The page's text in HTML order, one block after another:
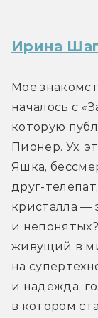
Ирина
Мое
началось с
которую
Пионер. Ух,
Яшка,
друг-
кристалла —
и
живущий в
на
и надежда,
в котором